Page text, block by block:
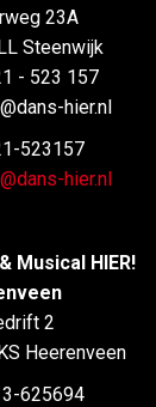
23A
Steenwijk
- 523 157
hier.nl
523157
hier.nl
Musical HIER!
2
Heerenveen
625694